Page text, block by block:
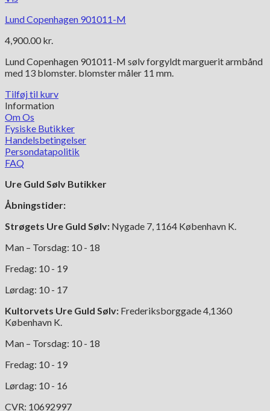
Lund Copenhagen 901011-M
4,900.00 kr.
Lund Copenhagen 901011-M sølv forgyldt marguerit armbånd
med 13 blomster. blomster måler 11 mm.
Tilføj til kurv
Information
Om Os
Fysiske Butikker
Handelsbetingelser
Persondatapolitik
FAQ
Ure Guld Sølv Butikker
Åbningstider:
Strøgets Ure Guld Sølv: Nygade 7, 1164 København K.
Man – Torsdag: 10 - 18
Fredag: 10 - 19
Lørdag: 10 - 17
Kultorvets Ure Guld Sølv: Frederiksborggade 4,1360
København K.
Man – Torsdag: 10 - 18
Fredag: 10 - 19
Lørdag: 10 - 16
CVR: 10692997